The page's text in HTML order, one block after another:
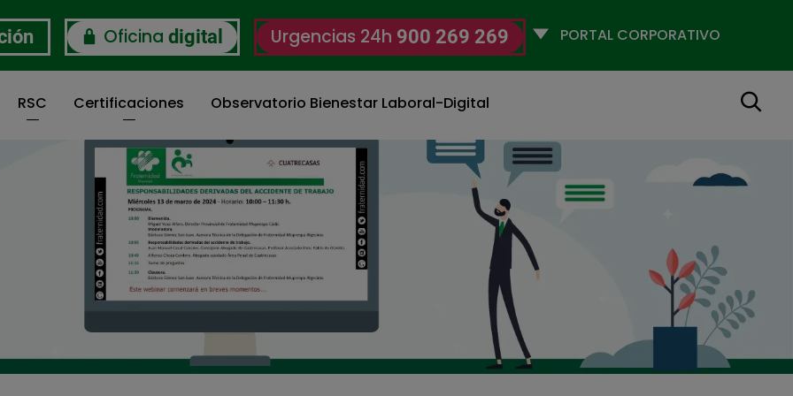
Oficina digital Urgencias 24h 900 269 269
Selecciona
RSC Certificaciones Observatorio Bienestar Laboral-Digital Buscar